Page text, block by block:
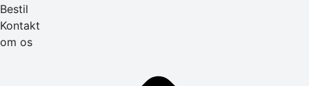
Bestil
Kontakt
om os